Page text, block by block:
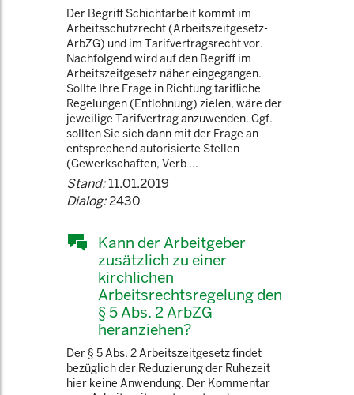
Der Begriff Schichtarbeit kommt im
Arbeitsschutzrecht (Arbeitszeitgesetz-
ArbZG) und im Tarifvertragsrecht vor.
Nachfolgend wird auf den Begriff im
Arbeitszeitgesetz näher eingegangen.
Sollte Ihre Frage in Richtung tarifliche
Regelungen (Entlohnung) zielen, wäre der
jeweilige Tarifvertrag anzuwenden. Ggf.
sollten Sie sich dann mit der Frage an
entsprechend autorisierte Stellen
(Gewerkschaften, Verb ...
Stand:11.01.2019
Dialog:2430
Kann der Arbeitgeber
zusätzlich zu einer
kirchlichen
Arbeitsrechtsregelung den
§ 5 Abs. 2 ArbZG
heranziehen?
Der § 5 Abs. 2 Arbeitszeitgesetz findet
bezüglich der Reduzierung der Ruhezeit
hier keine Anwendung. Der Kommentar